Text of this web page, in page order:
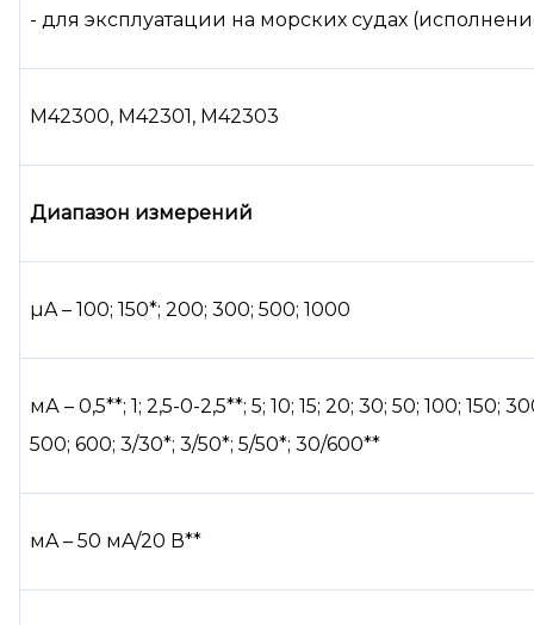
- для эксплуатации на морских судах
М42300, М42301, М42303
Диапазон измерений
µA – 100; 150*; 200; 300; 500; 1000
мА – 0,5**; 1; 2,5-0-2,5**; 5; 10; 15; 20; 30; 50; 100; 150;
500; 600; 3/30*; 3/50*; 5/50*; 30/600**
мA – 50 мA/20 В**